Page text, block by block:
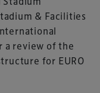
& Facilities
a review of the
for EURO